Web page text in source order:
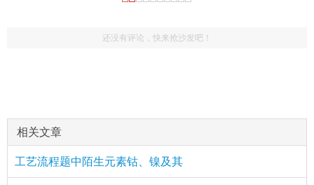
还没有评论，快来抢沙发吧！
相关文章
工艺流程题中陌生元素钴、镍及其